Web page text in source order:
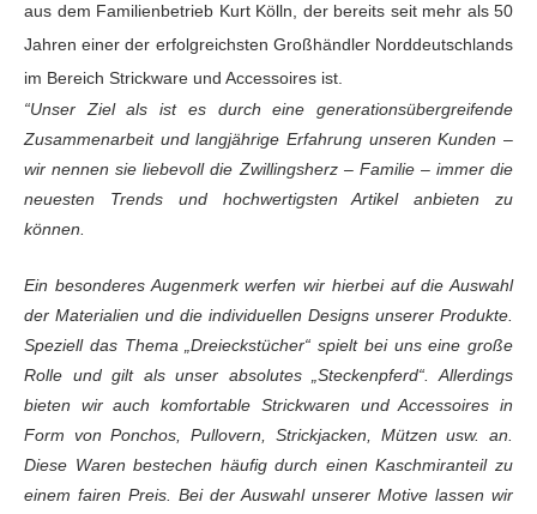
aus dem Familienbetrieb Kurt Kölln, der bereits seit mehr als 50
Jahren einer der erfolgreichsten Großhändler Norddeutschlands
im Bereich Strickware und Accessoires ist.
“Unser Ziel als ist es durch eine generationsübergreifende
Zusammenarbeit und langjährige Erfahrung unseren Kunden –
wir nennen sie liebevoll die Zwillingsherz – Familie – immer die
neuesten Trends und hochwertigsten Artikel anbieten zu
können.
Ein besonderes Augenmerk werfen wir hierbei auf die Auswahl
der Materialien und die individuellen Designs unserer Produkte.
Speziell das Thema „Dreieckstücher“ spielt bei uns eine große
Rolle und giltals unser absolutes „Steckenpferd“. Allerdings
bieten wir auch komfortable Strickwaren und Accessoires in
Form von Ponchos, Pullovern, Strickjacken, Mützen usw. an.
Diese Waren bestechen häufig durch einen Kaschmiranteil zu
einem fairen Preis. Bei der Auswahl unserer Motive lassen wir